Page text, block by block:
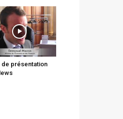
de présentation